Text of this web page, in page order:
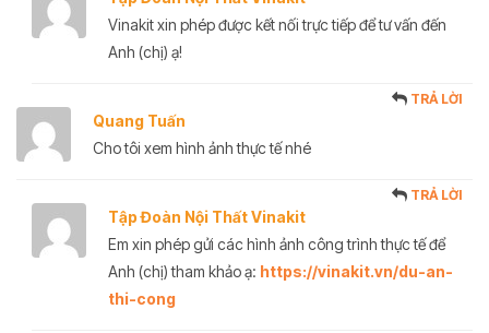
Vinakit xin phép được kết nối trực tiếp để tư vấn đến
Anh (chị) ạ!
Quang Tuấn
TRẢ LỜI
Cho tôi xem hình ảnh thực tế nhé
Tập Đoàn Nội Thất Vinakit
TRẢ LỜI
Em xin phép gửi các hình ảnh công trình thực tế để
Anh (chị) tham khảo ạ: https://vinakit.vn/du-an-
thi-cong